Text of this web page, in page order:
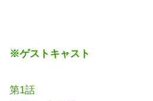
※ゲストキャスト
第1話